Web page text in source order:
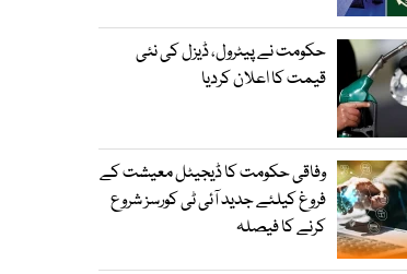
حکومت نے پیٹرول، ڈیزل کی نئی
قیمت کا اعلان کردیا
وفاقی حکومت کا ڈیجیٹل معیشت کے
فروغ کیلئے جدید آئی ٹی کورسز شروع
کرنے کا فیصلہ